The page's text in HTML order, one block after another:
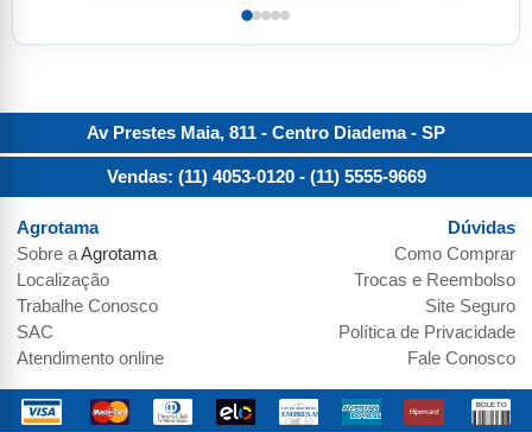
Av Prestes Maia, 811 - Centro Diadema- SP
Vendas: (11) 4053-0120 - (11) 5555-9669
Agrotama
Sobre aAgrotama
Localização
Trabalhe Conosco
SAC
Atendimento online
Dúvidas
Como Comprar
Trocas e Reembolso
Site Seguro
Política de Privacidade
Fale Conosco